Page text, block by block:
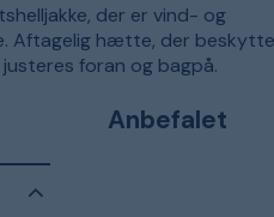
der er vind- og
Aftagelig hætte, der
foran og bagpå.
Anbefalet